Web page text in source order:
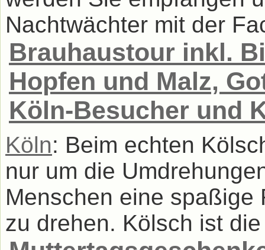
Nachtwächter mit der
Brauhaustour inkl.
Hopfen und Malz,
Köln-Besucher und
Köln: Beim echten
nur um die
Menschen eine spaßige
zu drehen. Kölsch ist